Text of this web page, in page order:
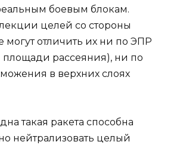
боевым блокам.
целей со стороны
могут отличить их ни по ЭПР
рассеяния), ни по
в верхних слоях
такая ракета способна
нейтрализовать целый